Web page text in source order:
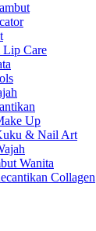
Care
Up
& Nail Art
Wanita
Collagen